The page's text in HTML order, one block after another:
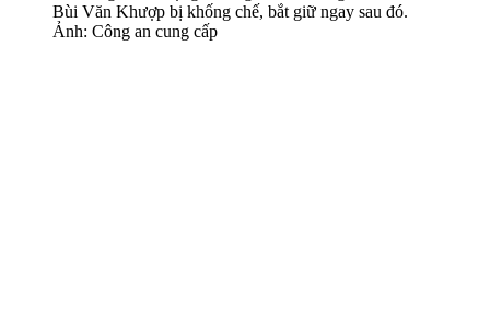
Bùi Văn Khượp bị khống chế, bắt giữ ngay sau đó.
Ảnh: Công an cung cấp